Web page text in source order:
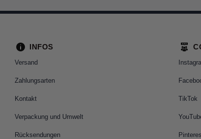
INFOS
Versand
Zahlungsarten
Kontakt
Verpackung und Umwelt
Rücksendungen
TikTok